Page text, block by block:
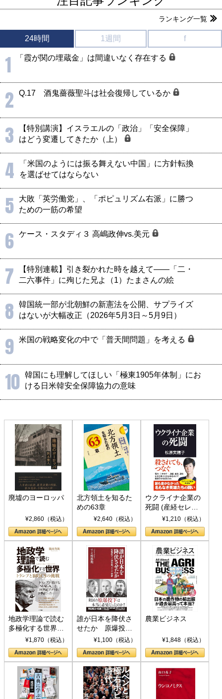
ランキング一覧
24時間 1週間 f
1 「霞が関の埋蔵金」は間違いなく存在する
2 Q.17 酒鬼薔薇聖斗は社会復帰しているか
3
【特別講演】イスラエルの「政治」「安全保障」
はどう変遷してきたか（上）
4
「米国のようには振る舞えない中国」に方針転換
を選ばせてはならない
5
大敗「英労働党」、「ポピュリズム右派」に勝つ
ための一筋の希望
6 ケース・スタディ３ 高嶋政伸vs.美元
7
【特別連載】引き裂かれた時を越えて――「二・
二六事件」に殉じた兄よ（1）たまさんの絵
8
韓国統一部が北朝鮮の新憲法を公開、サプライズ
はないが大幅改正（2026年5月3日～5月9日）
9 米国の戦略変化の中で「普天間問題」を考える
10 韓国にも理解してほしい「極東1905年体制」にお
ける日米韓安全保障協力の意味
廃墟のヨーロッパ
¥2,860（税込）
北方領土を知るた
めの63章
¥2,640（税込）
ウクライナ企業の
死闘 (産経セレク
ト S 039)¥1,210（税込）
地政学理論で読む
多極化する世界：
トランプとBRICS
の挑戦
¥1,870（税込）
誰が日本を降伏さ
せたか 原爆投
下、ソ連参戦、そ
して聖断 (PHP新
書)
¥1,100（税込）
農業ビジネス
¥1,848（税込）